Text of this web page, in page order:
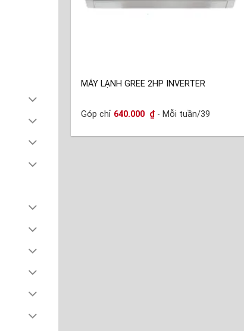
MÁY LẠNH GREE 2HP INVERTER
Góp chỉ 640.000 ₫ - Mỗi tuần/39